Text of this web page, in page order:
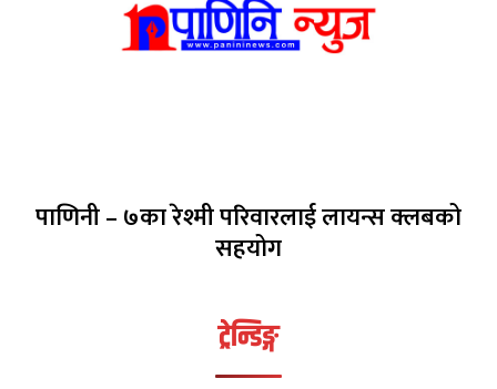
पाणिनी – ७का रेश्मी परिवारलाई लायन्स क्लबको
सहयोग
ट्रेन्डिङ्ग